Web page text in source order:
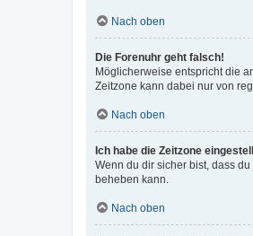
Nach oben
Die Forenuhr geht falsch!
Möglicherweise entspricht die
Zeitzone kann dabei nur von
Nach oben
Ich habe die Zeitzone
Wenn du dir sicher bist, dass
beheben kann.
Nach oben